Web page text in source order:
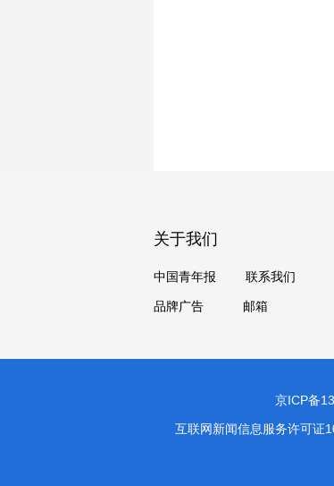
关于我们
中国青年报 联系我们
品牌广告 邮箱
京ICP备
互联网新闻信息服务许可证